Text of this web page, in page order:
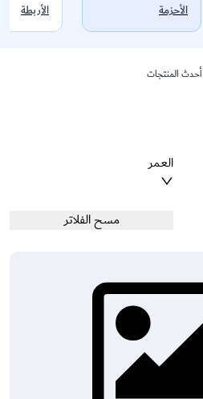
الأحزمة الأربطة
أحدث المنتجات
العمر
مسح الفلاتر